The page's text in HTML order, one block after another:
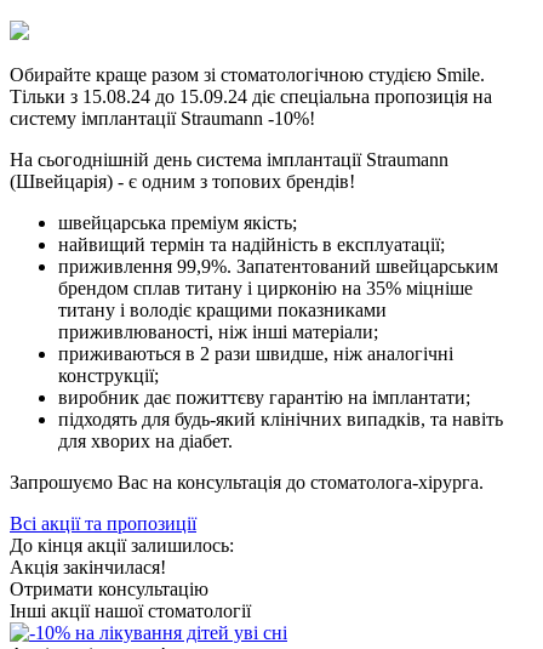
Обирайте краще разом зі стоматологічною студією Smile.
Тільки з 15.08.24 до 15.09.24 діє спеціальна пропозиція на
систему імплантації Straumann -10%!
На сьогоднішній день система імплантації Straumann
(Швейцарія) - є одним з топових брендів!
швейцарська преміум якість;
найвищий термін та надійність в експлуатації;
приживлення 99,9%. Запатентований швейцарським
брендом сплав титану і цирконію на 35% міцніше
титану і володіє кращими показниками
приживлюваності, ніж інші матеріали;
приживаються в 2 рази швидше, ніж аналогічні
конструкції;
виробник дає пожиттєву гарантію на імплантати;
підходять для будь-який клінічних випадків, та навіть
для хворих на діабет.
Запрошуємо Вас на консультація до стоматолога-хірурга.
Всі акції та пропозиції
До кінця акції залишилось:
Акція закінчилася!
Отримати консультацію
Інші акції нашої стоматології